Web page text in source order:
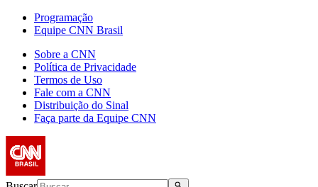
Programação
Equipe CNN Brasil
Sobre a CNN
Política de Privacidade
Termos de Uso
Fale com a CNN
Distribuição do Sinal
Faça parte da Equipe CNN